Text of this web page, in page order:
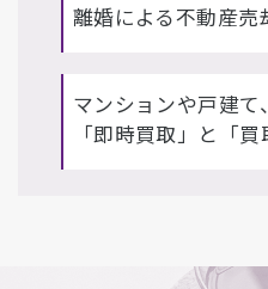
離婚による不動産売
マンションや戸建て
「即時買取」と「買